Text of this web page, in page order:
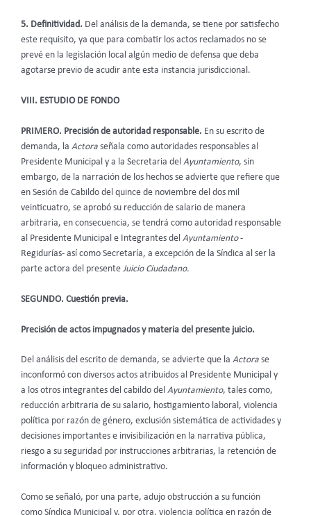
5. Definitividad. Del análisis de la demanda, se tiene por satisfecho
este requisito, ya que para combatir los actos reclamados no se
prevé en la legislación local algún medio de defensa que deba
agotarse previo de acudir ante esta instancia jurisdiccional.
VIII. ESTUDIO DE FONDO
PRIMERO. Precisión de autoridad responsable. En su escrito de
demanda, la Actora señala como autoridades responsables al
Presidente Municipal y a la Secretaria del Ayuntamiento, sin
embargo, de la narración de los hechos se advierte que refiere que
en Sesión de Cabildo del quince de noviembre del dos mil
veinticuatro, se aprobó su reducción de salario de manera
arbitraria, en consecuencia, se tendrá como autoridad responsable
al Presidente Municipal e Integrantes del Ayuntamiento-
Regidurías- así como Secretaría, a excepción de la Síndica al ser la
parte actora del presente Juicio Ciudadano.
SEGUNDO. Cuestión previa.
Precisión de actos impugnados y materia del presente juicio.
Del análisis del escrito de demanda, se advierte que la Actora se
inconformó con diversos actos atribuidos al Presidente Municipal y
a los otros integrantes del cabildo del Ayuntamiento, tales como,
reducción arbitraria de su salario, hostigamiento laboral, violencia
política por razón de género, exclusión sistemática de actividades y
decisiones importantes e invisibilización en la narrativa pública,
riesgo a su seguridad por instrucciones arbitrarias, la retención de
información y bloqueo administrativo.
Como se señaló, por una parte, adujo obstrucción a su función
como Síndica Municipal y, por otra, violencia política en razón de